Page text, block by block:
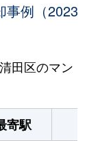
事例（2023
田区のマン
寄駅